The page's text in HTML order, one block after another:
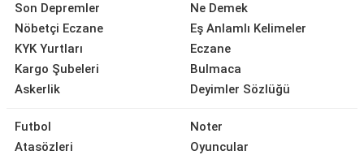
Son Depremler
Nöbetçi Eczane
KYK Yurtları
Kargo Şubeleri
Askerlik
Ne Demek
Eş Anlamlı Kelimeler
Eczane
Bulmaca
Deyimler Sözlüğü
Futbol
Atasözleri
Noter
Oyuncular